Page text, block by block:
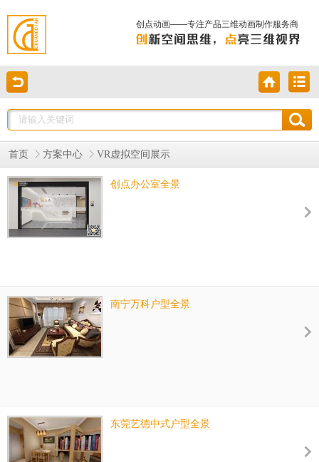
创点动画——专注产品三维动画制作服务商
首页 方案中心 VR虚拟空间展示
创点办公室全景
南宁万科户型全景
东莞艺德中式户型全景